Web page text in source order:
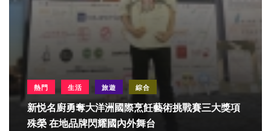
熱門 生活 旅遊 綜合
新悦名廚勇奪大洋洲國際烹飪藝術挑戰賽三大獎項
殊榮 在地品牌閃耀國內外舞台